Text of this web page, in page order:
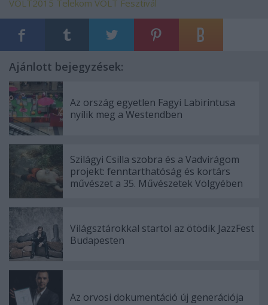
VOLT2015 Telekom VOLT Fesztivál
Ajánlott bejegyzések:
Az ország egyetlen Fagyi Labirintusa
nyílik meg a Westendben
Szilágyi Csilla szobra és a Vadvirágom
projekt: fenntarthatóság és kortárs
művészet a 35. Művészetek Völgyében
Világsztárokkal startol az ötödik JazzFest
Budapesten
Az orvosi dokumentáció új generációja